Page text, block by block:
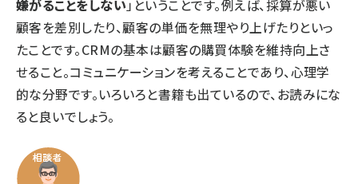
嫌がることをしない」ということです。例えば、採算が悪い
顧客を差別したり、顧客の単価を無理やり上げたりといっ
たことです。CRMの基本は顧客の購買体験を維持向上さ
せること。コミュニケーションを考えることであり、心理学
的な分野です。いろいろと書籍も出ているので、お読みにな
ると良いでしょう。